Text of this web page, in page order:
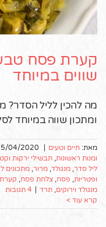
שווים במיוחד
מה להכין לליל
ומתכון שווה במיוחד
מאת: חיים וטעים |
04/2020
ומנות ראשונות תבשילי ירקות
ליל סדר מנגולד מרור מתכונים
ופטריות פסח צלחת פסח
מנגולד וירוקים תרד | 4 תגובות
קרא עוד >